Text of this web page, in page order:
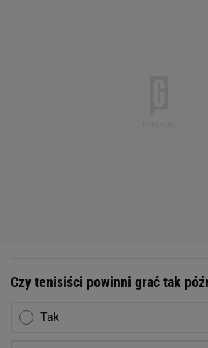
Czy tenisiści powinni grać tak
Tak